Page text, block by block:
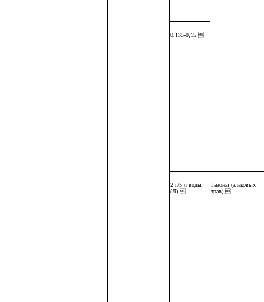
0,135-0,15 
2 г/5 л воды
(Л) 
Газоны (злаковых
трав) 